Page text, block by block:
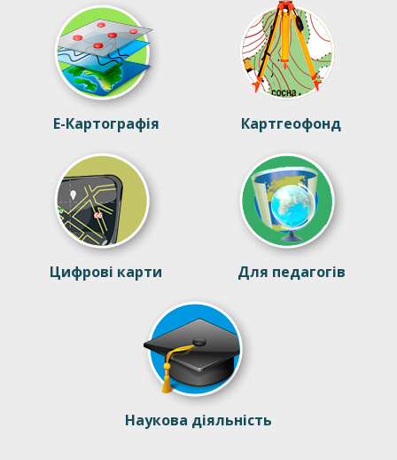
Е-Картографія Картгеофонд
Цифрові карти Для педагогів
Наукова діяльність